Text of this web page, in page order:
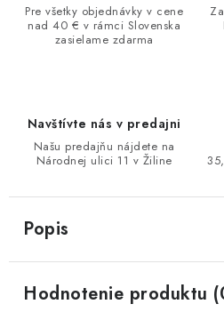
Pre všetky objednávky v cene
nad 40 € v rámci Slovenska
zasielame zdarma
Navštívte nás v predajni
Našu predajňu nájdete na
Národnej ulici 11 v Žiline
Popis
Hodnotenie produktu